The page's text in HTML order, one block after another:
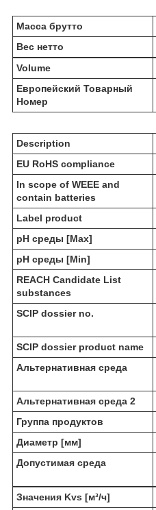
Масса брутто
Вес нетто
Volume
Европейский Товарный
Номер
Description
EU RoHS compliance
In scope of WEEE and
contain batteries
Label product
pH среды [Max]
pH среды [Min]
REACH Candidate List
substances
SCIP dossier no.
SCIP dossier product name
Альтернативная среда
Альтернативная среда 2
Группа продуктов
Диаметр [мм]
Допустимая среда
Значения Kvs [м³/ч]